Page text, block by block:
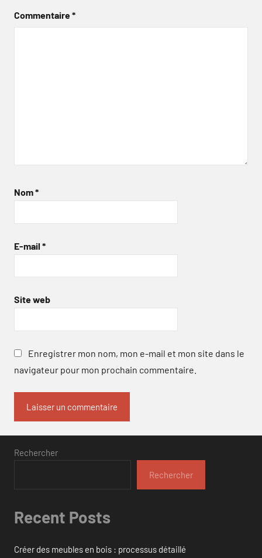
Commentaire*
Nom*
E-mail *
Site web
Enregistrer mon nom, mon e-mail et mon site dans le
navigateur pour mon prochain commentaire.
Rechercher
Rechercher
Recent Posts
Créer des meubles en bois : processus détaillé